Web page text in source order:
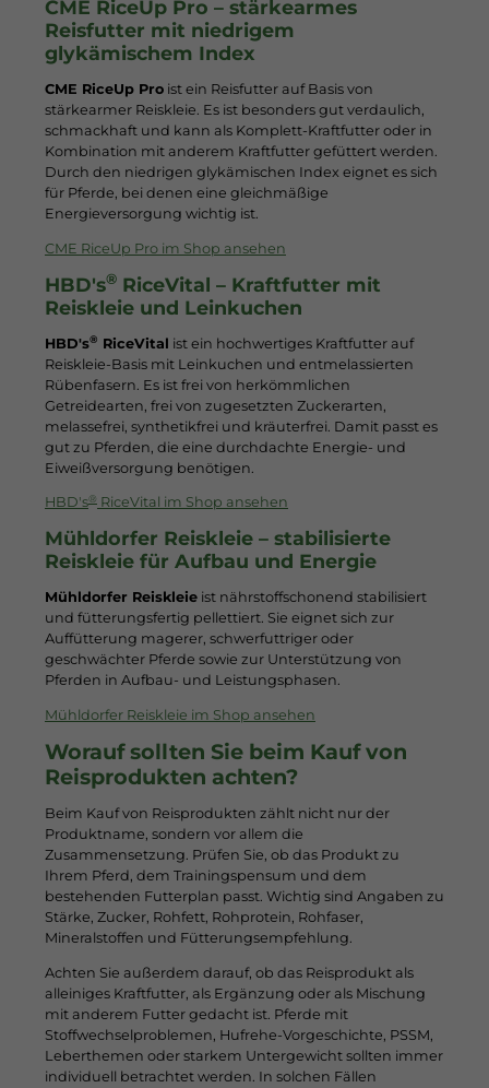
CME RiceUp Pro – stärkearmes
Reisfutter mit niedrigem
glykämischem Index
CME RiceUp Pro ist ein Reisfutter auf Basis von
stärkearmer Reiskleie. Es ist besonders gut verdaulich,
schmackhaft und kann als Komplett-Kraftfutter oder in
Kombination mit anderem Kraftfutter gefüttert werden.
Durch den niedrigen glykämischen Index eignet es sich
für Pferde, bei denen eine gleichmäßige
Energieversorgung wichtig ist.
CME RiceUp Pro im Shop ansehen
HBD's® RiceVital – Kraftfutter mit
Reiskleie und Leinkuchen
HBD's® RiceVital ist ein hochwertiges Kraftfutter auf
Reiskleie-Basis mit Leinkuchen und entmelassierten
Rübenfasern. Es ist frei von herkömmlichen
Getreidearten, frei von zugesetzten Zuckerarten,
melassefrei, synthetikfrei und kräuterfrei. Damit passt es
gut zu Pferden, die eine durchdachte Energie- und
Eiweißversorgung benötigen.
HBD's® RiceVital im Shop ansehen
Mühldorfer Reiskleie – stabilisierte
Reiskleie für Aufbau und Energie
Mühldorfer Reiskleie ist nährstoffschonend stabilisiert
und fütterungsfertig pellettiert. Sie eignet sich zur
Auffütterung magerer, schwerfuttriger oder
geschwächter Pferde sowie zur Unterstützung von
Pferden in Aufbau- und Leistungsphasen.
Mühldorfer Reiskleie im Shop ansehen
Worauf sollten Sie beim Kauf von
Reisprodukten achten?
Beim Kauf von Reisprodukten zählt nicht nur der
Produktname, sondern vor allem die
Zusammensetzung. Prüfen Sie, ob das Produkt zu
Ihrem Pferd, dem Trainingspensum und dem
bestehenden Futterplan passt. Wichtig sind Angaben zu
Stärke, Zucker, Rohfett, Rohprotein, Rohfaser,
Mineralstoffen und Fütterungsempfehlung.
Achten Sie außerdem darauf, ob das Reisprodukt als
alleiniges Kraftfutter, als Ergänzung oder als Mischung
mit anderem Futter gedacht ist. Pferde mit
Stoffwechselproblemen, Hufrehe-Vorgeschichte, PSSM,
Leberthemen oder starkem Untergewicht sollten immer
individuell betrachtet werden. In solchen Fällen